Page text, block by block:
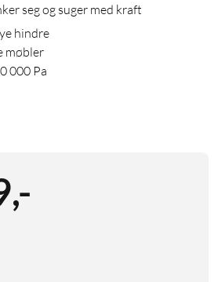
seg og suger med kraft
hindre
møbler
000 Pa
,-